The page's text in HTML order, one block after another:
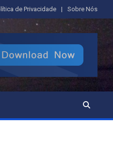
de Privacidade Sobre Nós